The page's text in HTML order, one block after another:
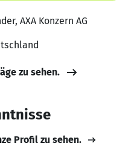
AXA Konzern AG
zu sehen.
Profil zu sehen.